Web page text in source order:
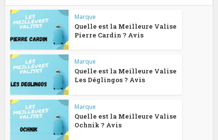
Marque
Quelle est la Meilleure Valise
Pierre Cardin ? Avis
Marque
Quelle est la Meilleure Valise
Les Déglingos ? Avis
Marque
Quelle est la Meilleure Valise
Ochnik ? Avis